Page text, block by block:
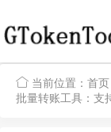
当前位置： 首页
批量转账工具：支